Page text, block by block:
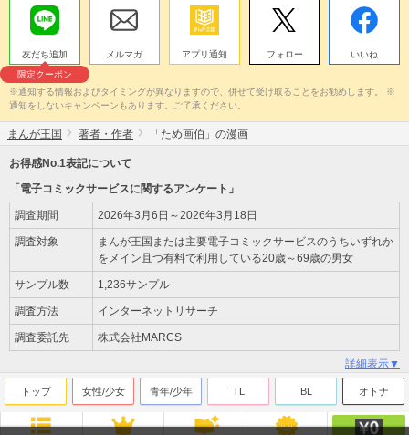
友だち追加
限定クーポン
メルマガ アプリ通知 フォロー いいね
※通知する情報およびタイミングが異なりますので、併せて受け取ることをお勧めします。 ※
通知をしないキャンペーンもあります。ご了承ください。
まんが王国 著者・作者 「ため画伯」の漫画
お得感No.1表記について
「電子コミックサービスに関するアンケート」
調査期間 2026年3月6日～2026年3月18日
調査対象
まんが王国または主要電子コミックサービスのうちいずれか
をメイン且つ有料で利用している20歳～69歳の男女
サンプル数 1,236サンプル
調査方法 インターネットリサーチ
調査委託先 株式会社MARCS
詳細表示▼
トップ 女性/少女 青年/少年 TL BL オトナ